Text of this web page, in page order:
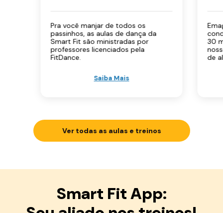
Pra você manjar de todos os
passinhos, as aulas de dança da
Smart Fit são ministradas por
professores licenciados pela
FitDance.
Saiba Mais
30
de
Ver todas as aulas e treinos
Smart Fit App: